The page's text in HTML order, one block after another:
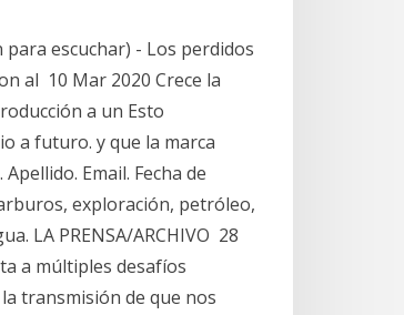
escuchar) - Los perdidos
al 10 Mar 2020 Crece la
a un Esto
a futuro. y que la marca
Email. Fecha de
exploración, petróleo,
LA PRENSA/ARCHIVO 28
a múltiples desafíos
transmisión de que nos